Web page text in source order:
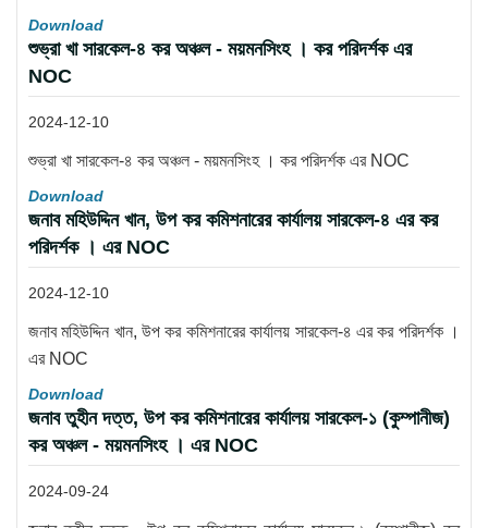
Download
শুভ্রা খা সারকেল-৪ কর অঞ্চল - ময়মনসিংহ । কর পরিদর্শক এর
NOC
2024-12-10
শুভ্রা খা সারকেল-৪ কর অঞ্চল - ময়মনসিংহ । কর পরিদর্শক এর NOC
Download
জনাব মহিউদ্দিন খান, উপ কর কমিশনারের কার্যালয় সারকেল-৪ এর কর
পরিদর্শক । এর NOC
2024-12-10
জনাব মহিউদ্দিন খান, উপ কর কমিশনারের কার্যালয় সারকেল-৪ এর কর পরিদর্শক ।
এর NOC
Download
জনাব তুহীন দত্ত, উপ কর কমিশনারের কার্যালয় সারকেল-১ (কুম্পানীজ)
কর অঞ্চল - ময়মনসিংহ । এর NOC
2024-09-24